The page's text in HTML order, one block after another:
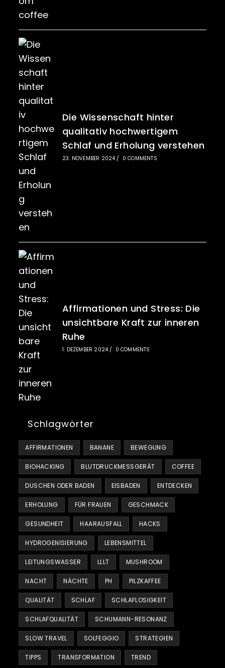
Die Wissenschaft hinter
qualitativ hochwertigem
Schlaf und Erholung verstehen
23. NOVEMBER 2024 / 0 COMMENTS
Affirmationen und Stress: Die
unsichtbare Kraft zur inneren
Ruhe
1. DEZEMBER 2024 / 0 COMMENTS
Schlagwörter
AFFIRMATIONEN BANANE BEWEGUNG
BIOHACKING BLUTDRUCKMESSGERÄT COFFEE
DUSCHEN ODER BADEN EISBADEN ENTDECKEN
ERHOLUNG FÜR FRAUEN GESCHMACK
GESUNDHEIT HAARAUSFALL HACKS
HYDROGENISIERUNG LEBENSMITTEL
LEITUNGSWASSER LLLT MUSHROOM
NACHT NÄCHTE PH PILZKAFFEE
QUALITÄT SCHLAF SCHLAFLOSIGKEIT
SCHLAFQUALITÄT SCHUMANN-RESONANZ
SLOW TRAVEL SOLFEGGIO STRATEGIEN
TIPPS TRANSFORMATION TREND